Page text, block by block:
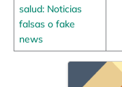
salud: Noticias
falsas o fake
news